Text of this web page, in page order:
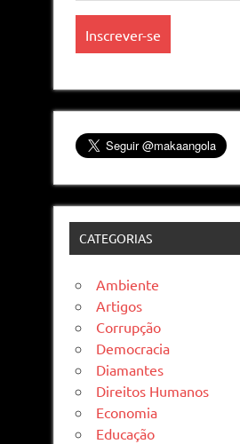
CATEGORIAS
Ambiente
Artigos
Corrupção
Democracia
Diamantes
Direitos Humanos
Economia
Educação